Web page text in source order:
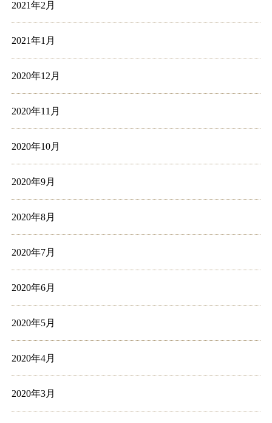
2021年2月
2021年1月
2020年12月
2020年11月
2020年10月
2020年9月
2020年8月
2020年7月
2020年6月
2020年5月
2020年4月
2020年3月